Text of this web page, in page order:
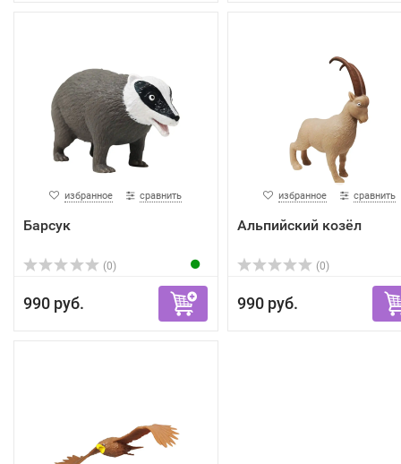
избранное сравнить
Барсук
(0)
990 руб.
избранное сравнить
Альпийский козёл
(0)
990 руб.